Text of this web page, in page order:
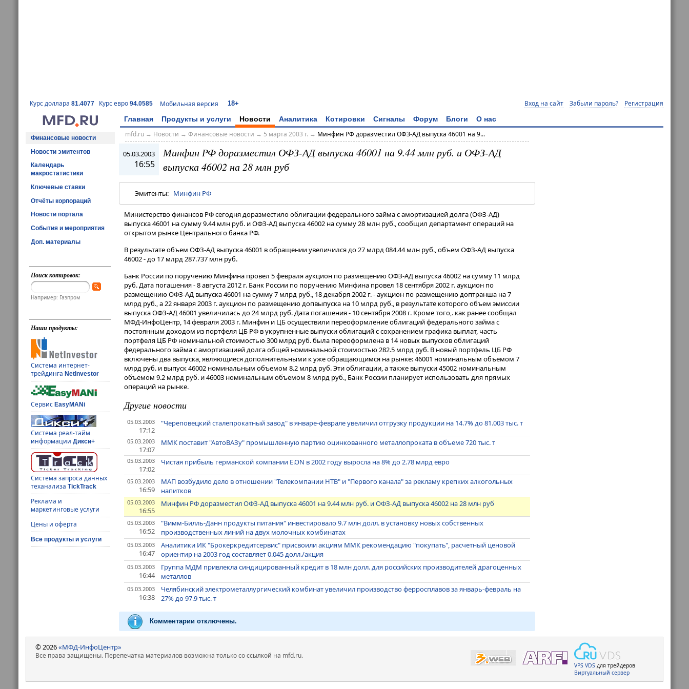
Курс доллара 81.4077 Курс евро 94.0585 Мобильная версия 18+ Вход на сайт Забыли пароль? Регистрация
Главная Продукты и услуги Новости Аналитика Котировки Сигналы Форум Блоги О нас
Финансовые новости
Новости эмитентов
Календарь
макростатистики
Ключевые ставки
Отчёты корпораций
Новости портала
События и мероприятия
Доп. материалы
Поиск котировок:
Например: Газпром
Наши продукты:
Система интернет-
трейдингаNetInvestor
СервисEasyMANi
Система реал-тайм
информацииДикси+
Система запроса данных
теханализаTickTrack
Реклама и
маркетинговые услуги
Цены и оферта
Все продукты и услуги
mfd.ru→ Новости → Финансовые новости → 5 марта 2003 г. → Минфин РФ доразместил ОФЗ-АД выпуска 46001 на 9...
05.03.2003
16:55
Минфин РФ доразместил ОФЗ-АД выпуска 46001 на 9.44 млн руб. и ОФЗ-АД
выпуска 46002 на 28 млн руб
Эмитенты: Минфин РФ
Министерство финансов РФ сегодня доразместило облигации федерального займа с амортизацией долга (ОФЗ-АД)
выпуска 46001 на сумму 9.44 млн руб. и ОФЗ-АД выпуска 46002 на сумму 28 млн руб., сообщил департамент операций на
открытом рынке Центрального банка РФ.
В результате объем ОФЗ-АД выпуска 46001 в обращении увеличился до 27 млрд 084.44 млн руб., объем ОФЗ-АД выпуска
46002 - до 17 млрд 287.737 млн руб.
Банк России по поручению Минфина провел 5 февраля аукцион по размещению ОФЗ-АД выпуска 46002 на сумму 11 млрд
руб. Дата погашения - 8 августа 2012 г. Банк России по поручению Минфина провел 18 сентября 2002 г. аукцион по
размещению ОФЗ-АД выпуска 46001 на сумму 7 млрд руб., 18 декабря 2002 г. - аукцион по размещению доптранша на 7
млрд руб., а 22 января 2003 г. аукцион по размещению допвыпуска на 10 млрд руб., в результате которого объем эмиссии
выпуска ОФЗ-АД 46001 увеличилась до 24 млрд руб. Дата погашения - 10 сентября 2008 г. Кроме того,. как ранее сообщал
МФД-ИнфоЦентр, 14 февраля 2003 г. Минфин и ЦБ осуществили переоформление облигаций федерального займа с
постоянным доходом из портфеля ЦБ РФ в укрупненные выпуски облигаций с сохранением графика выплат, часть
портфеля ЦБ РФ номинальной стоимостью 300 млрд руб. была переоформлена в 14 новых выпусков облигаций
федерального займа с амортизацией долга общей номинальной стоимостью 282.5 млрд руб. В новый портфель ЦБ РФ
включены два выпуска, являющиеся дополнительными к уже обращающимся на рынке: 46001 номинальным объемом 7
млрд руб. и выпуск 46002 номинальным объемом 8.2 млрд руб. Эти облигации, а также выпуски 45002 номинальным
объемом 9.2 млрд руб. и 46003 номинальным объемом 8 млрд руб., Банк России планирует использовать для прямых
операций на рынке.
Другие новости
05.03.2003
17:12
"Череповецкий сталепрокатный завод" в январе-феврале увеличил отгрузку продукции на 14.7% до 81.003 тыс. т
05.03.2003
17:07
ММК поставит "АвтоВАЗу" промышленную партию оцинкованного металлопроката в объеме 720 тыс. т
05.03.2003
17:02
Чистая прибыль германской компании E.ON в 2002 году выросла на 8% до 2.78 млрд евро
05.03.2003
16:59
МАП возбудило дело в отношении "Телекомпании НТВ" и "Первого канала" за рекламу крепких алкогольных
напитков
05.03.2003
16:55
Минфин РФ доразместил ОФЗ-АД выпуска 46001 на 9.44 млн руб. и ОФЗ-АД выпуска 46002 на 28 млн руб
05.03.2003
16:52
"Вимм-Билль-Данн продукты питания" инвестировало 9.7 млн долл. в установку новых собственных
производственных линий на двух молочных комбинатах
05.03.2003
16:47
Аналитики ИК "Брокеркредитсервис" присвоили акциям ММК рекомендацию "покупать", расчетный ценовой
ориентир на 2003 год составляет 0.045 долл./акция
05.03.2003
16:44
Группа МДМ привлекла синдицированный кредит в 18 млн долл. для российских производителей драгоценных
металлов
05.03.2003
16:38
Челябинский электрометаллургический комбинат увеличил производство ферросплавов за январь-февраль на
27% до 97.9 тыс. т
Комментарии отключены.
© 2026«МФД-ИнфоЦентр»
Все права защищены. Перепечатка материалов возможна только со ссылкой на mfd.ru.
VPS VDS для трейдеров
Виртуальный сервер